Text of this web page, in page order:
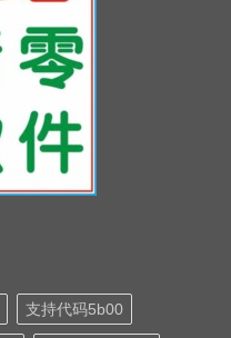
支持代码5b00